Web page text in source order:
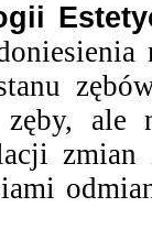
ale